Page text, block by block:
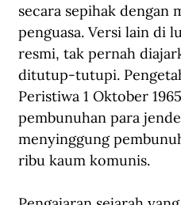
secara sepihak dengan
penguasa. Versi lain di
resmi, tak pernah
ditutup-tutupi.
Peristiwa 1 Oktober
pembunuhan para
menyinggung
ribu kaum komunis.